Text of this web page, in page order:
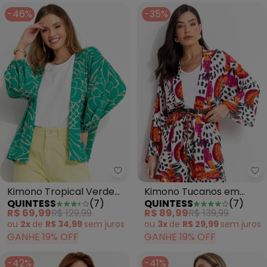
-46%
Quintess - Kimono Tropical
Kimono Tropical Verde
em Malha Fria
QUINTESS (7)
R$ 69,99R$ 129,99
ou 2x de R$ 34,99 sem juros
GANHE 19% OFF
-35%
Kimono Tucanos em
Malha Fria
QUINTESS (7)
R$ 89,99R$ 139,99
ou 3x de R$ 29,99 sem juros
GANHE 19% OFF
-42%
-41%